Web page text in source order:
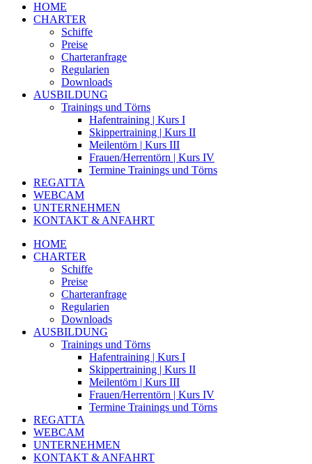
HOME
CHARTER
Schiffe
Preise
Charteranfrage
Regularien
Downloads
AUSBILDUNG
Trainings und Törns
Hafentraining | Kurs I
Skippertraining | Kurs II
Meilentörn | Kurs III
Frauen/Herrentörn | Kurs IV
Termine Trainings und Törns
REGATTA
WEBCAM
UNTERNEHMEN
KONTAKT & ANFAHRT
HOME
CHARTER
Schiffe
Preise
Charteranfrage
Regularien
Downloads
AUSBILDUNG
Trainings und Törns
Hafentraining | Kurs I
Skippertraining | Kurs II
Meilentörn | Kurs III
Frauen/Herrentörn | Kurs IV
Termine Trainings und Törns
REGATTA
WEBCAM
UNTERNEHMEN
KONTAKT & ANFAHRT